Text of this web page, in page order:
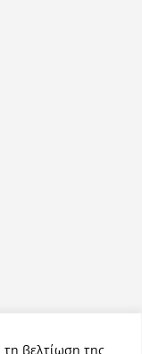
τη βελτίωση της